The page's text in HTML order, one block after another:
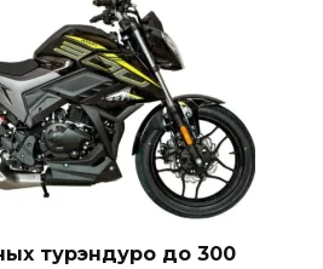
турэндуро до 300